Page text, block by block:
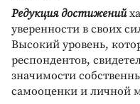
Редукция достижений
уверенности в своих
Высокий уровень,
респондентов,
значимости
самооценки и личной